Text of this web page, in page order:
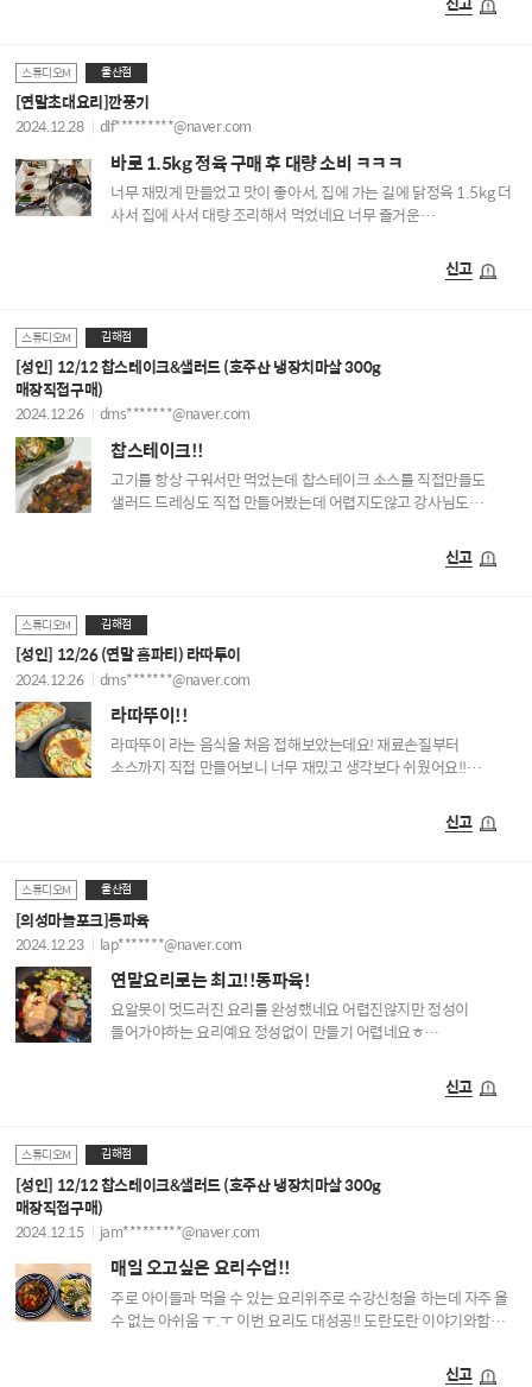
스튜디오M 울산점
[연말초대요리]깐풍기
2024.12.28 dlf*********@naver.com
바로 1.5kg 정육 구매 후 대량 소비 ㅋㅋㅋ
너무 재밌게 만들었고 맛이 좋아서, 집에 가는 길에 닭정육 1.5kg 더
사서 집에 사서 대량 조리해서 먹었네요 너무 즐거운
신고
스튜디오M 김해점
[성인] 12/12 찹스테이크&샐러드 (호주산 냉장치마살 300g
매장직접구매)
2024.12.26 dms*******@naver.com
찹스테이크!!
고기를 항상 구워서만 먹었는데 찹스테이크 소스를 직접만들도
샐러드 드레싱도 직접 만들어봤는데 어렵지도않고 강사님도
신고
스튜디오M 김해점
[성인] 12/26 (연말 홈파티) 라따투이
2024.12.26 dms*******@naver.com
라따뚜이!!
라따뚜이 라는 음식을 처음 접해보았는데요! 재료손질부터
소스까지 직접 만들어보니 너무 재밌고 생각보다 쉬웠어요!!
신고
스튜디오M 울산점
[의성마늘포크]동파육
2024.12.23 lap*******@naver.com
연말요리로는 최고!!동파육!
요알못이 멋드러진 요리를 완성했네요 어렵진않지만 정성이
들어가야하는 요리예요 정성없이 만들기 어렵네요ㅎ
신고
스튜디오M 김해점
[성인] 12/12 찹스테이크&샐러드 (호주산 냉장치마살 300g
매장직접구매)
2024.12.15 jam*********@naver.com
매일 오고싶은 요리수업!!
주로 아이들과 먹을 수 있는 요리위주로 수강신청을 하는데 자주 올
수 없는 아쉬움 ㅜ.ㅜ 이번 요리도 대성공!! 도란도란 이야기와함께
신고